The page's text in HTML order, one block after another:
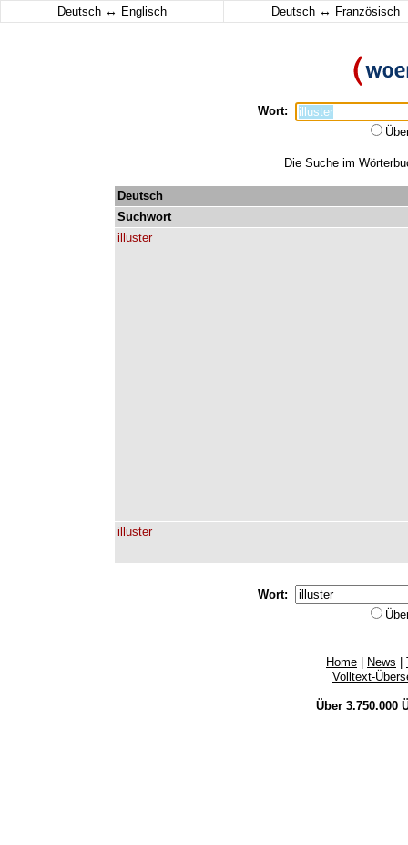
Deutsch ↔ Englisch Deutsch ↔ Französisch
Wort:
Die Suche im
Deutsch
Suchwort
illuster
illuster
Wort:
Home News
Volltext-
Über 3.750.000